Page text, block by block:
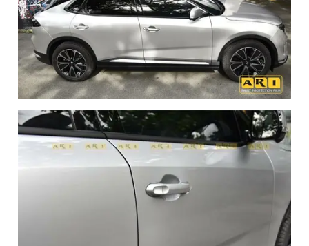
Bảng giá dán PPF xe Vinfast VF8
Tham khảo thêm bài viết:
Dán PPF xe Mazda 2 giá rẻ
chất lượng nhất hiện nay
ARI PPF VIỆT NAM - Địa chỉ dán PPF xe Vinfast
VF8 ARI PPF VIỆT NAM uy tín
Sự hoàn hảo trong từng chi tiết cùng ARI PPF VIỆT NAM,
điểm đến lý tưởng để nâng tầm Vinfast VF8 của bạn. Tại
đây, chúng tôi không chỉ cung cấp dịch vụ dán phim PPF
hàng đầu, mà còn là nơi mà sự hoàn mỹ và bảo vệ đồng
Với sản phẩm phim PPF chính hãng từ ARI, chúng tôi
tự tin mang đến cho chiếc xe của bạn vẻ đẹp không tỳ
vết và sự bảo vệ vượt trội.